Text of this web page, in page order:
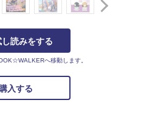
し読みをする
へ移動します。
購入する